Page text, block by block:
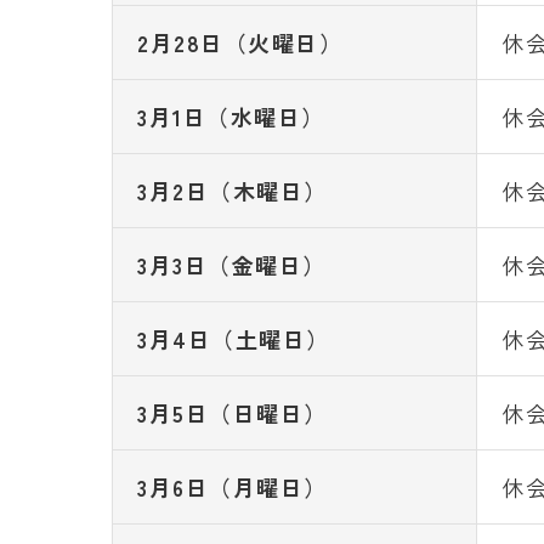
2月28日（火曜日） 休
3月1日（水曜日） 休
3月2日（木曜日） 休
3月3日（金曜日） 休
3月4日（土曜日） 休
3月5日（日曜日） 休
3月6日（月曜日） 休